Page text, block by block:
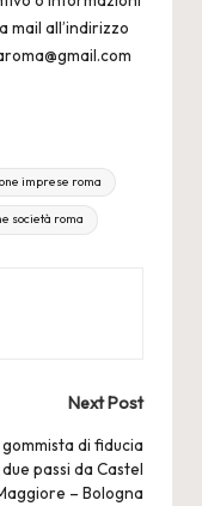
mail all’indirizzo
imprese roma
società roma
Next Post
di fiducia
passi da Castel
– Bologna